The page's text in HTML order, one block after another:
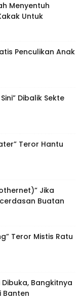
Menyentuh
Untuk
Penculikan Anak
Dibalik Sekte
Teror Hantu
Jika
Buatan
Teror Mistis Ratu
Dibuka, Bangkitnya
Banten